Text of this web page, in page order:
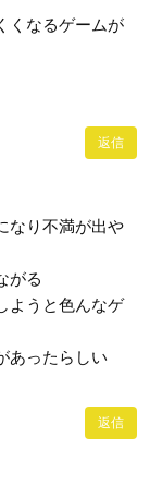
くなるゲームが
返信
なり不満が出や
がる
ようと色んなゲ
あったらしい
返信